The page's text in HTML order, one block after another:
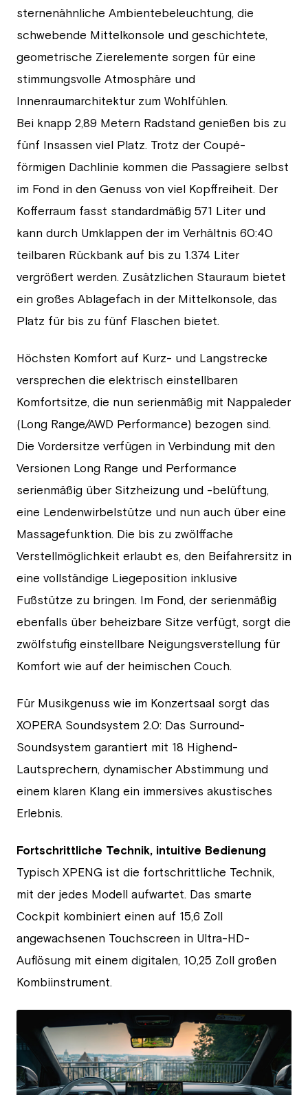
sternenähnliche Ambientebeleuchtung, die
schwebende Mittelkonsole und geschichtete,
geometrische Zierelemente sorgen für eine
stimmungsvolle Atmosphäre und
Innenraumarchitektur zum Wohlfühlen.
Bei knapp 2,89 Metern Radstand genießen bis zu
fünf Insassen viel Platz. Trotz der Coupé-
förmigen Dachlinie kommen die Passagiere selbst
im Fond in den Genuss von viel Kopffreiheit. Der
Kofferraum fasst standardmäßig 571 Liter und
kann durch Umklappen der im Verhältnis 60:40
teilbaren Rückbank auf bis zu 1.374 Liter
vergrößert werden. Zusätzlichen Stauraum bietet
ein großes Ablagefach in der Mittelkonsole, das
Platz für bis zu fünf Flaschen bietet.
Höchsten Komfort auf Kurz- und Langstrecke
versprechen die elektrisch einstellbaren
Komfortsitze, die nun serienmäßig mit Nappaleder
(Long Range/AWD Performance) bezogen sind.
Die Vordersitze verfügen in Verbindung mit den
Versionen Long Range und Performance
serienmäßig über Sitzheizung und -belüftung,
eine Lendenwirbelstütze und nun auch über eine
Massagefunktion. Die bis zu zwölffache
Verstellmöglichkeit erlaubt es, den Beifahrersitz in
eine vollständige Liegeposition inklusive
Fußstütze zu bringen. Im Fond, der serienmäßig
ebenfalls über beheizbare Sitze verfügt, sorgt die
zwölfstufig einstellbare Neigungsverstellung für
Komfort wie auf der heimischen Couch.
Für Musikgenuss wie im Konzertsaal sorgt das
XOPERA Soundsystem 2.0: Das Surround-
Soundsystem garantiert mit 18 Highend-
Lautsprechern, dynamischer Abstimmung und
einem klaren Klang ein immersives akustisches
Erlebnis.
Fortschrittliche Technik, intuitive Bedienung
Typisch XPENG ist die fortschrittliche Technik,
mit der jedes Modell aufwartet. Das smarte
Cockpit kombiniert einen auf 15,6 Zoll
angewachsenen Touchscreen in Ultra-HD-
Auflösung mit einem digitalen, 10,25 Zoll großen
Kombiinstrument.